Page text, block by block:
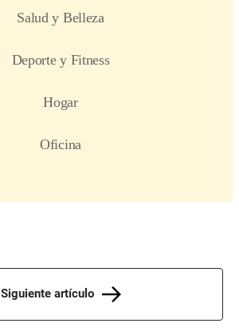
Siguiente artículo